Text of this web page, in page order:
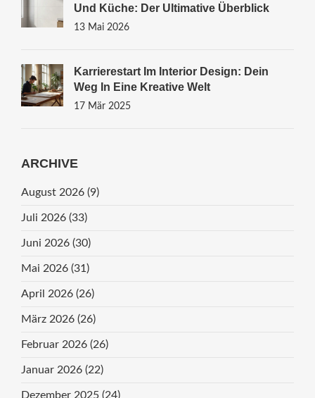
Und Küche: Der Ultimative Überblick
13 Mai 2026
Karrierestart Im Interior Design: Dein
Weg In Eine Kreative Welt
17 Mär 2025
ARCHIVE
August 2026 (9)
Juli 2026 (33)
Juni 2026 (30)
Mai 2026 (31)
April 2026 (26)
März 2026 (26)
Februar 2026 (26)
Januar 2026 (22)
Dezember 2025 (24)